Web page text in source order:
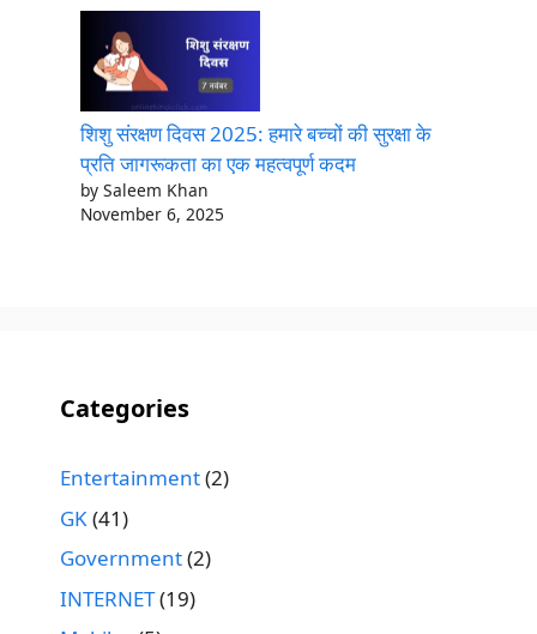
शिशु संरक्षण दिवस 2025: हमारे बच्चों की सुरक्षा के
प्रति जागरूकता का एक महत्वपूर्ण कदम
by Saleem Khan
November 6, 2025
Categories
Entertainment(2)
GK (41)
Government(2)
INTERNET(19)